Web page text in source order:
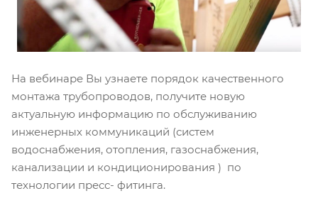
На вебинаре Вы узнаете порядок качественного
монтажа трубопроводов, получите новую
актуальную информацию по обслуживанию
инженерных коммуникаций (систем
водоснабжения, отопления, газоснабжения,
канализации и кондиционирования ) по
технологии пресс- фитинга.